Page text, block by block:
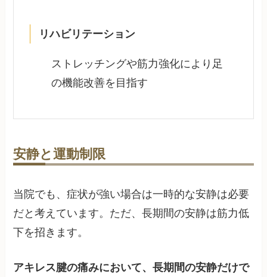
リハビリテーション
ストレッチングや筋力強化により足
の機能改善を目指す
安静と運動制限
当院でも、症状が強い場合は一時的な安静は必要
だと考えています。ただ、長期間の安静は筋力低
下を招きます。
アキレス腱の痛みにおいて、長期間の安静だけで